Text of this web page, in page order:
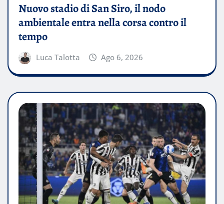
Nuovo stadio di San Siro, il nodo
ambientale entra nella corsa contro il
tempo
Luca Talotta Ago 6, 2026